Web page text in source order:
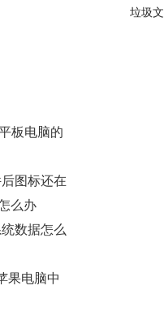
板电脑的
图标还在
么办
数据怎么
果电脑中
垃圾